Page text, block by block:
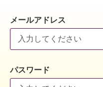
メールアドレス
パスワード